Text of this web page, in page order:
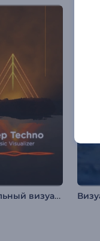
Музыкальный визуализатор «Deep Techno»